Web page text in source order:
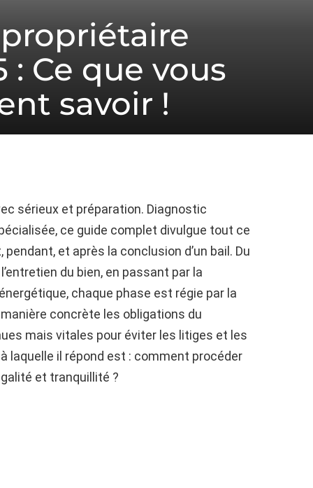
: Ce que vous
savoir !
sérieux et préparation. Diagnostic
ce guide complet divulgue tout ce
et après la conclusion d’un bail. Du
du bien, en passant par la
chaque phase est régie par la
concrète les obligations du
mais vitales pour éviter les litiges et les
laquelle il répond est : comment procéder
et tranquillité ?